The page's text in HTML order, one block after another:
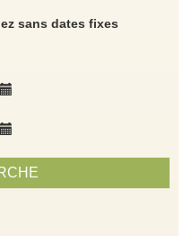
sans dates fixes